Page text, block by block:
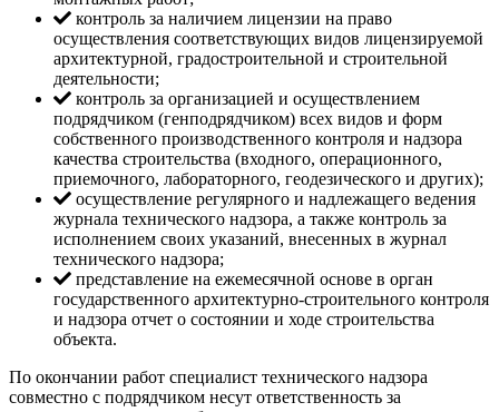
контроль за наличием лицензии на право
осуществления соответствующих видов лицензируемой
архитектурной, градостроительной и строительной
деятельности;
контроль за организацией и осуществлением
подрядчиком (генподрядчиком) всех видов и форм
собственного производственного контроля и надзора
качества строительства (входного, операционного,
приемочного, лабораторного, геодезического и других);
осуществление регулярного и надлежащего ведения
журнала технического надзора, а также контроль за
исполнением своих указаний, внесенных в журнал
технического надзора;
представление на ежемесячной основе в орган
государственного архитектурно-строительного контроля
и надзора отчет о состоянии и ходе строительства
объекта.
По окончании работ специалист технического надзора
совместно с подрядчиком несут ответственность за